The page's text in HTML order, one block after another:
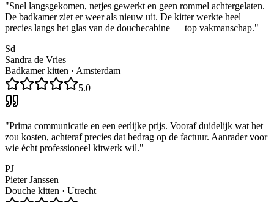
"Snel langsgekomen, netjes gewerkt en geen rommel achtergelaten.
De badkamer ziet er weer als nieuw uit. De kitter werkte heel
precies langs het glas van de douchecabine — top vakmanschap."
Sd
Sandra de Vries
Badkamer kitten · Amsterdam
5.0
"Prima communicatie en een eerlijke prijs. Vooraf duidelijk wat het
zou kosten, achteraf precies dat bedrag op de factuur. Aanrader voor
wie écht professioneel kitwerk wil."
PJ
Pieter Janssen
Douche kitten · Utrecht